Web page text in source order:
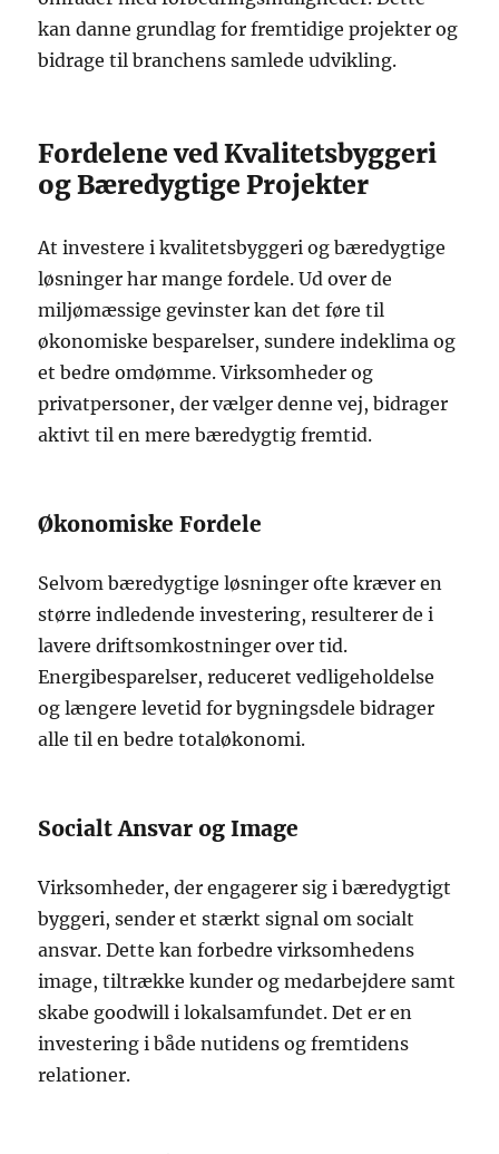
kan danne grundlag for fremtidige projekter og
bidrage til branchens samlede udvikling.
Fordelene ved Kvalitetsbyggeri
og Bæredygtige Projekter
At investere i kvalitetsbyggeri og bæredygtige
løsninger har mange fordele. Ud over de
miljømæssige gevinster kan det føre til
økonomiske besparelser, sundere indeklima og
et bedre omdømme. Virksomheder og
privatpersoner, der vælger denne vej, bidrager
aktivt til en mere bæredygtig fremtid.
Økonomiske Fordele
Selvom bæredygtige løsninger ofte kræver en
større indledende investering, resulterer de i
lavere driftsomkostninger over tid.
Energibesparelser, reduceret vedligeholdelse
og længere levetid for bygningsdele bidrager
alle til en bedre totaløkonomi.
Socialt Ansvar og Image
Virksomheder, der engagerer sig i bæredygtigt
byggeri, sender et stærkt signal om socialt
ansvar. Dette kan forbedre virksomhedens
image, tiltrække kunder og medarbejdere samt
skabe goodwill i lokalsamfundet. Det er en
investering i både nutidens og fremtidens
relationer.